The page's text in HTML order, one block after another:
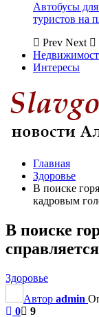
Автобусы
туристов на
Prev Next
Интересы
Главная
Здоровье
В поиске
кадровым
В поиске
Здоровье
Автор admin
0
9